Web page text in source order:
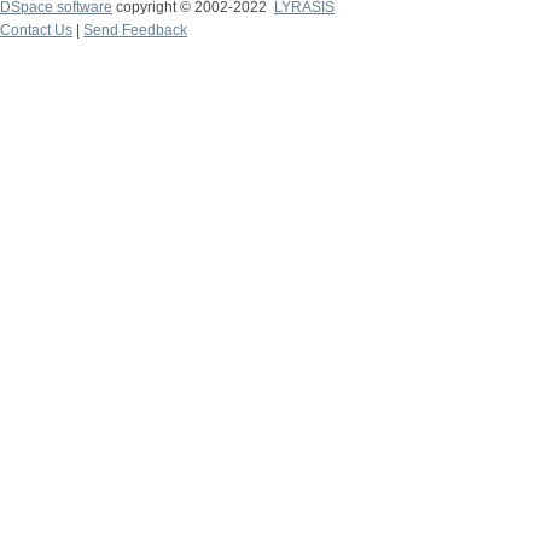
DSpace software copyright © 2002-2022
LYRASIS
Contact Us
Send Feedback